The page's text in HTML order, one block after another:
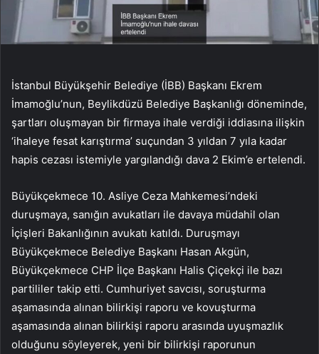
İstanbul Büyükşehir Belediye (İBB) Başkanı Ekrem
İmamoğlu’nun, Beylikdüzü Belediye Başkanlığı döneminde,
şartları oluşmayan bir firmaya ihale verdiği iddiasına ilişkin
‘ihaleye fesat karıştırma’ suçundan 3 yıldan 7 yıla kadar
hapis cezası istemiyle yargılandığı dava 2 Ekim’e ertelendi.
Büyükçekmece 10. Asliye Ceza Mahkemesi’ndeki
duruşmaya, sanığın avukatları ile davaya müdahil olan
İçişleri Bakanlığının avukatı katıldı. Duruşmayı
Büyükçekmece Belediye Başkanı Hasan Akgün,
Büyükçekmece CHP İlçe Başkanı Halis Çiçekçi ile bazı
partililer takip etti. Cumhuriyet savcısı, soruşturma
aşamasında alınan bilirkişi raporu ve kovuşturma
aşamasında alınan bilirkişi raporu arasında uyuşmazlık
olduğunu söyleyerek, yeni bir bilirkişi raporunun